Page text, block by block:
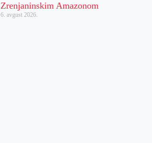
Zrenjaninskim Amazonom
6. avgust 2026.